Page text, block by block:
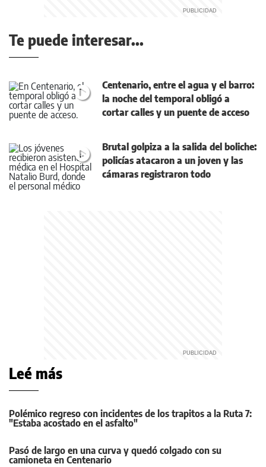
Te puede interesar...
Centenario, entre el agua y el barro:
la noche del temporal obligó a
cortar calles y un puente de acceso
Brutal golpiza a la salida del boliche:
policías atacaron a un joven y las
cámaras registraron todo
Leé más
Polémico regreso con incidentes de los trapitos a la Ruta 7:
"Estaba acostado en el asfalto"
Pasó de largo en una curva y quedó colgado con su
camioneta en Centenario